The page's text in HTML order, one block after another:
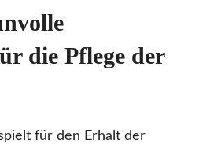
die Pflege der
für den Erhalt der